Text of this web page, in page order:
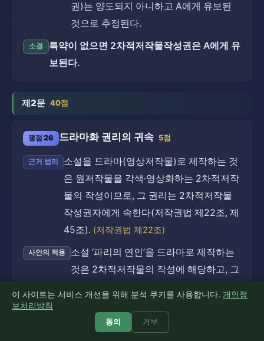
권)는 양도되지 아니하고 A에게 유보된
것으로 추정된다.
소결
특약이 없으면 2차적저작물작성권은 A에게 유
보된다.
제2문 40점
쟁점 26 드라마화 권리의 귀속 5점
근거 법리
소설을 드라마(영상저작물)로 제작하는 것
은 원저작물을 각색·영상화하는 2차적저작
물의 작성이므로, 그 권리는 2차적저작물
작성권자에게 속한다(저작권법 제22조, 제
45조). (저작권법 제22조)
사안의 적용
소설 ‘파리의 연인’을 드라마로 제작하는
것은 2차적저작물의 작성에 해당하고, 그
드라마화 권리는 원저작자 A에게 있다.
이 사이트는 서비스 개선을 위해 분석 쿠키를 사용합니다. 개인정
보처리방침
동의 거부